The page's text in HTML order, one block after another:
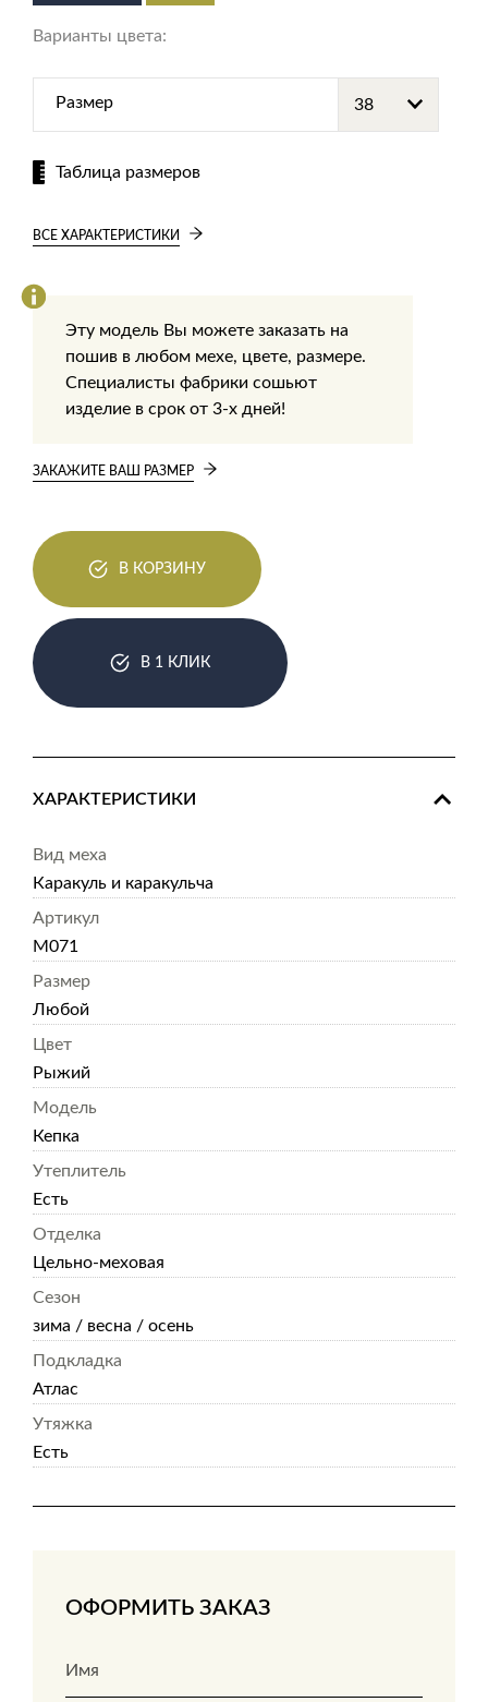
Варианты цвета:
Размер
Таблица размеров
ВСЕ ХАРАКТЕРИСТИКИ
Эту модель Вы можете заказать на
пошив в любом мехе, цвете, размере.
Специалисты фабрики сошьют
изделие в срок от 3-х дней!
ЗАКАЖИТЕ ВАШ РАЗМЕР
В КОРЗИНУ
В 1 КЛИК
ХАРАКТЕРИСТИКИ
Вид меха
Каракуль и каракульча
Артикул
M071
Размер
Любой
Цвет
Рыжий
Модель
Кепка
Утеплитель
Есть
Отделка
Цельно-меховая
Сезон
зима / весна / осень
Подкладка
Атлас
Утяжка
Есть
ОФОРМИТЬ ЗАКАЗ